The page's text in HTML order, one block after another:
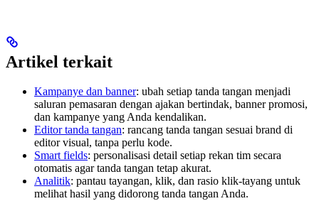
Artikel terkait
Kampanye dan banner: ubah setiap tanda tangan menjadi
saluran pemasaran dengan ajakan bertindak, banner promosi,
dan kampanye yang Anda kendalikan.
Editor tanda tangan: rancang tanda tangan sesuai brand di
editor visual, tanpa perlu kode.
Smart fields: personalisasi detail setiap rekan tim secara
otomatis agar tanda tangan tetap akurat.
Analitik: pantau tayangan, klik, dan rasio klik-tayang untuk
melihat hasil yang didorong tanda tangan Anda.